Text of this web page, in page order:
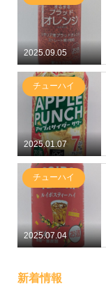
2025.09.05
2025.01.07
チューハイ
2025.07.04
チューハイ
新着情報